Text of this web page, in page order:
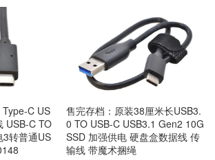
Type-C US
USB-C TO
3转普通US
售完存档：原装38厘米长USB3.
0 TO USB-C USB3.1 Gen2 10G
SSD 加强供电 硬盘盒数据线 传
输线 带魔术捆绳